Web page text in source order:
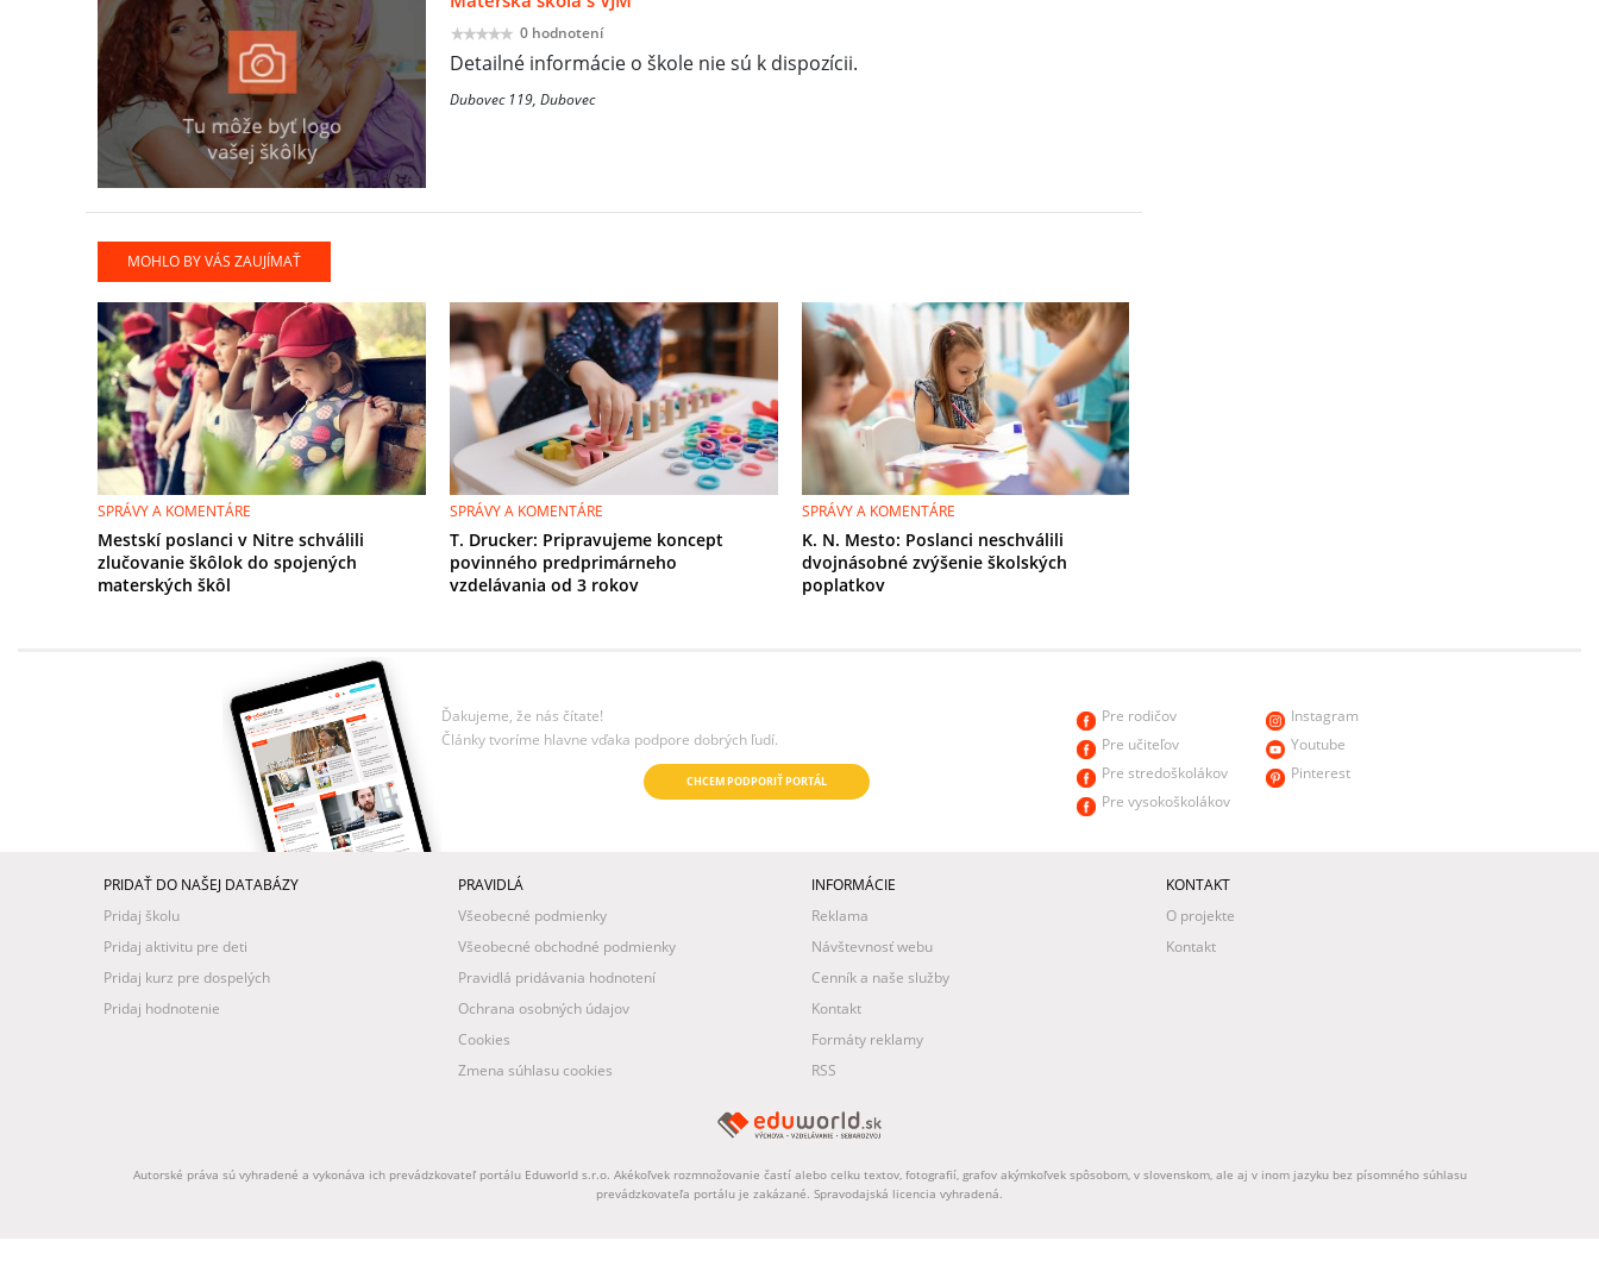
0 hodnotení
Detailné informácie o škole nie sú k dispozícii.
Dubovec 119, Dubovec
MOHLO BY VÁS ZAUJÍMAŤ
SPRÁVY A KOMENTÁRE
Mestskí poslanci v Nitre schválili
zlučovanie škôlok do spojených
materských škôl
SPRÁVY A KOMENTÁRE
T. Drucker: Pripravujeme koncept
povinného predprimárneho
vzdelávania od 3 rokov
SPRÁVY A KOMENTÁRE
K. N. Mesto: Poslanci neschválili
dvojnásobné zvýšenie školských
poplatkov
Ďakujeme, že nás čítate!
Články tvoríme hlavne vďaka podpore dobrých ľudí.
CHCEM PODPORIŤ PORTÁL
Pre rodičov
Pre učiteľov
Pre stredoškolákov
Pre vysokoškolákov
Instagram
Youtube
Pinterest
PRIDAŤ DO NAŠEJ DATABÁZY
Pridaj školu
Pridaj aktivitu pre deti
Pridaj kurz pre dospelých
Pridaj hodnotenie
PRAVIDLÁ
Všeobecné podmienky
Všeobecné obchodné podmienky
Pravidlá pridávania hodnotení
Ochrana osobných údajov
Cookies
Zmena súhlasu cookies
INFORMÁCIE
Reklama
Návštevnosť webu
Cenník a naše služby
Kontakt
Formáty reklamy
RSS
KONTAKT
O projekte
Kontakt
Autorské práva sú vyhradené a vykonáva ich prevádzkovateľ portálu Eduworld s.r.o. Akékoľvek rozmnožovanie častí alebo celku textov, fotografií, grafov akýmkoľvek spôsobom, v slovenskom, ale aj v inom jazyku bez písomného súhlasu
prevádzkovateľa portálu je zakázané. Spravodajská licencia vyhradená.